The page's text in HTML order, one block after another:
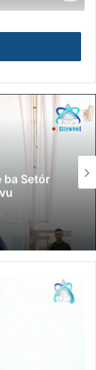
ba Setór